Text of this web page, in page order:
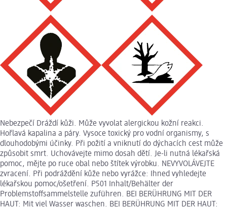
Nebezpečí Dráždí kůži. Může vyvolat alergickou kožní reakci.
Hořlavá kapalina a páry. Vysoce toxický pro vodní organismy, s
dlouhodobými účinky. Při požití a vniknutí do dýchacích cest může
způsobit smrt. Uchovávejte mimo dosah dětí. Je-li nutná lékařská
pomoc, mějte po ruce obal nebo štítek výrobku. NEVYVOLÁVEJTE
zvracení. Při podráždění kůže nebo vyrážce: Ihned vyhledejte
lékařskou pomoc/ošetření. P501 Inhalt/Behälter der
Problemstoffsammelstelle zuführen. BEI BERÜHRUNG MIT DER
HAUT: Mit viel Wasser waschen. BEI BERÜHRUNG MIT DER HAUT: